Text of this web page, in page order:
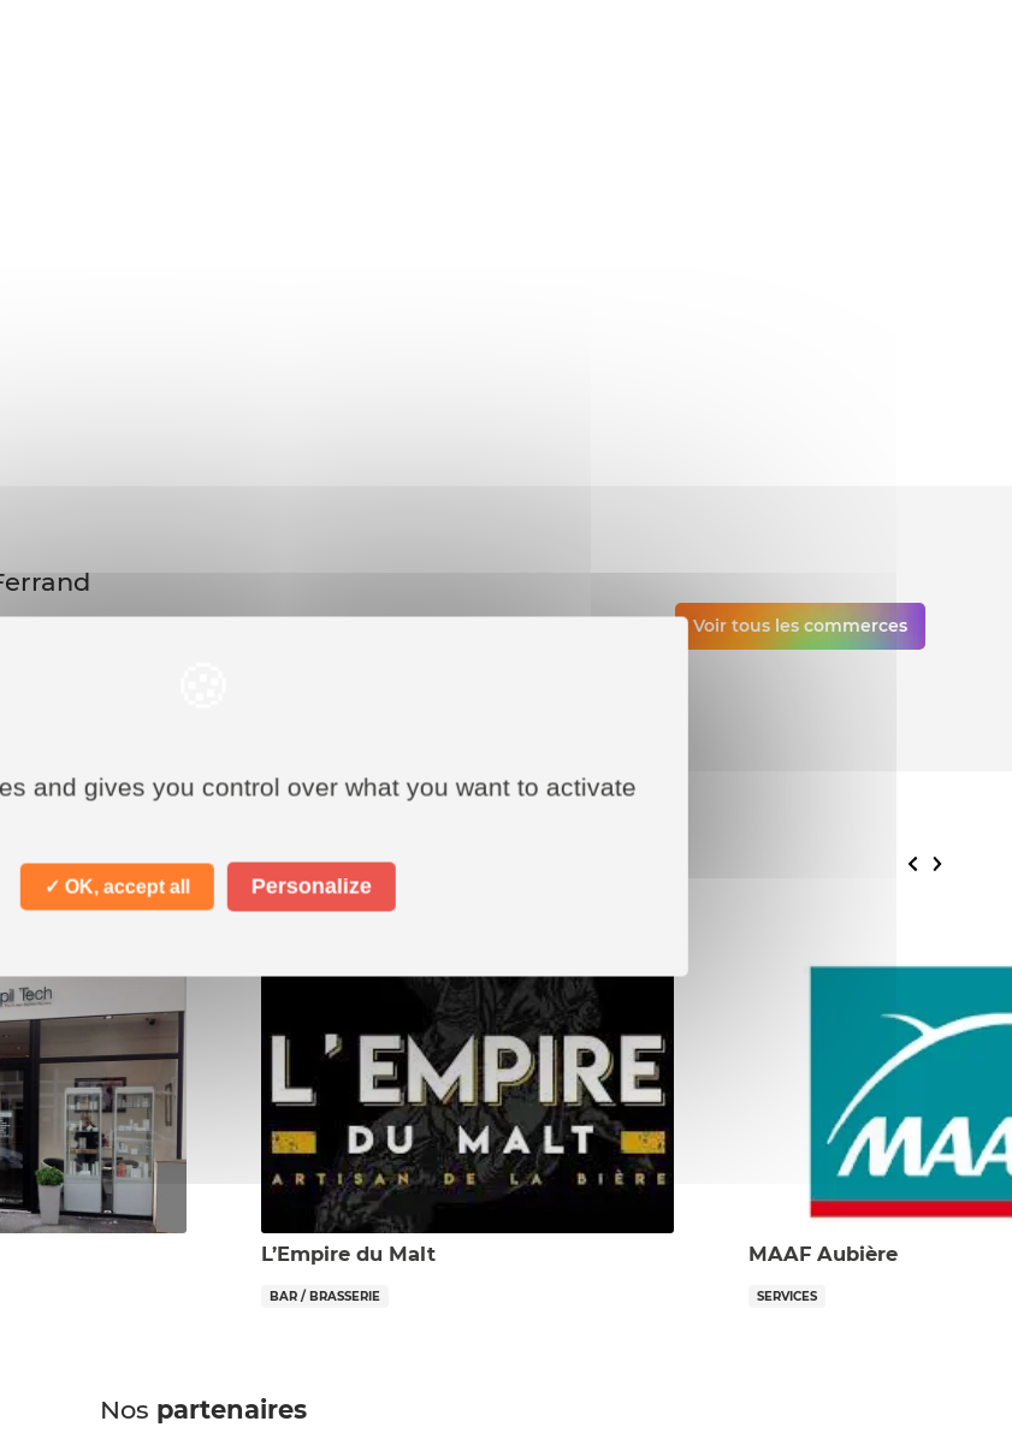
and gives you control over what you want to activate
✓ OK, accept all Personalize
attendent ! Découvrez les boutiques où dépenser vos
Voir tous les commerces
L’Empire du Malt
BAR / BRASSERIE
MAAF Aubière
SERVICES
Nos partenaires